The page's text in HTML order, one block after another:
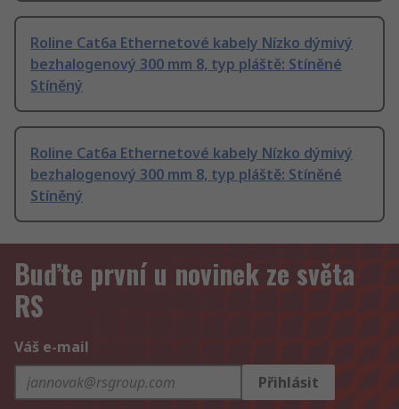
Roline Cat6a Ethernetové kabely Nízko dýmivý
bezhalogenový 300 mm 8, typ pláště: Stíněné
Stíněný
Roline Cat6a Ethernetové kabely Nízko dýmivý
bezhalogenový 300 mm 8, typ pláště: Stíněné
Stíněný
Buďte první u novinek ze světa
RS
Váš e-mail
Přihlásit